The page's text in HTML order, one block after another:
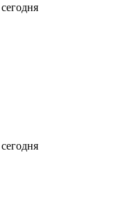
сегодня
сегодня